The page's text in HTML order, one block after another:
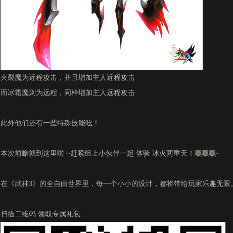
火裂魔为近程攻击，并且增加主人近程攻击
而冰霜魔则为远程，同样增加主人远程攻击
此外他们还有一些特殊技能吆！
本次前瞻就到这里啦 ~赶紧组上小伙伴一起 体验 冰火两重天！嘿嘿嘿~
在《武神3》的全自由世界里，每一个小小的设计，都将带给玩家乐趣无限
扫描二维码 领取专属礼包